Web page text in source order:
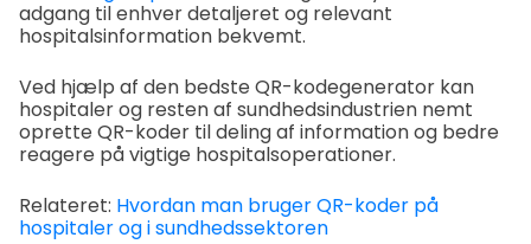
adgang til enhver detaljeret og relevant
hospitalsinformation bekvemt.
Ved hjælp af den bedste QR-kodegenerator kan
hospitaler og resten af sundhedsindustrien nemt
oprette QR-koder til deling af information og bedre
reagere på vigtige hospitalsoperationer.
Relateret: Hvordan man bruger QR-koder på
hospitaler og i sundhedssektoren